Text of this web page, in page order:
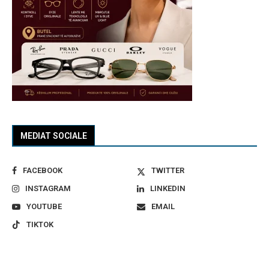
MEDIAT SOCIALE
FACEBOOK
TWITTER
INSTAGRAM
LINKEDIN
YOUTUBE
EMAIL
TIKTOK